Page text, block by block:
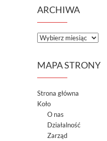
ARCHIWA
A
h
i
w
a
MAPA STRONY
Strona główna
Koło
O nas
Działalność
Zarząd